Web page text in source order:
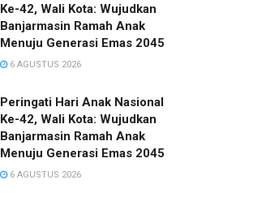
Ke-42, Wali Kota: Wujudkan
Banjarmasin Ramah Anak
Menuju Generasi Emas 2045
6 AGUSTUS 2026
Peringati Hari Anak Nasional
Ke-42, Wali Kota: Wujudkan
Banjarmasin Ramah Anak
Menuju Generasi Emas 2045
6 AGUSTUS 2026